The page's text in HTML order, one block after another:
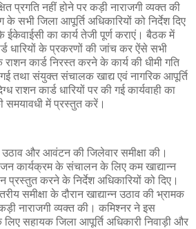
प्रगति नहीं होने पर कड़ी नाराजगी व्यक्त की
सभी जिला आपूर्ति अधिकारियों को निर्देश दिए
ईकेवाईसी का कार्य तेजी पूर्ण कराएं। बैठक में
धारियों के प्रकरणों की जांच कर ऐंसे सभी
राशन कार्ड निरस्त करने के कार्य की धीमी गति
तथा संयुक्त संचालक खाद्य एवं नागरिक आपूर्ति
राशन कार्ड धारियों पर की गई कार्यवाही का
समयावधी में प्रस्तुत करें।
और आवंटन की जिलेवार समीक्षा की।
कार्यक्रम के संचालन के लिए कम खाद्यान्न
प्रस्तुत करने के निर्देश अधिकारियों को दिए।
समीक्षा के दौरान खाद्यान्न उठाव की भ्रामक
नाराजगी व्यक्त की। कमिश्नर ने इस
सहायक जिला आपूर्ति अधिकारी निवाड़ी और